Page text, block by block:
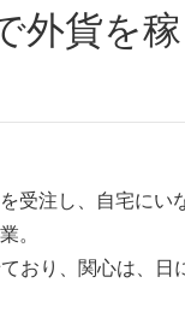
受注し、自宅にい
。
おり、関心は、日